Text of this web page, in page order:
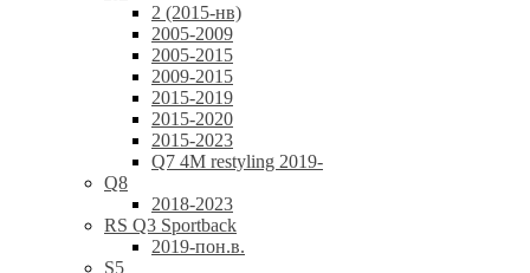
2 (2015-нв)
2005-2009
2005-2015
2009-2015
2015-2019
2015-2020
2015-2023
Q7 4M restyling 2019-
Q8
2018-2023
RS Q3 Sportback
2019-пон.в.
S5